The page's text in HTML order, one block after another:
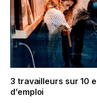
3 travailleurs sur 10
d’emploi